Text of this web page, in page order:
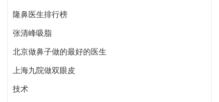
隆鼻医生排行榜
张清峰吸脂
北京做鼻子做的最好的医生
上海九院做双眼皮
技术